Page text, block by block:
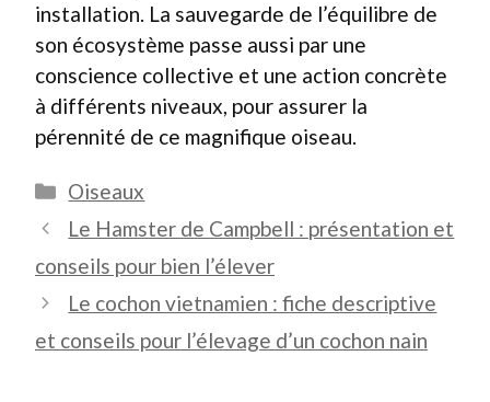
installation. La sauvegarde de l’équilibre de
son écosystème passe aussi par une
conscience collective et une action concrète
à différents niveaux, pour assurer la
pérennité de ce magnifique oiseau.
Catégories
Oiseaux
Le Hamster de Campbell : présentation et
conseils pour bien l’élever
Le cochon vietnamien : fiche descriptive
et conseils pour l’élevage d’un cochon nain